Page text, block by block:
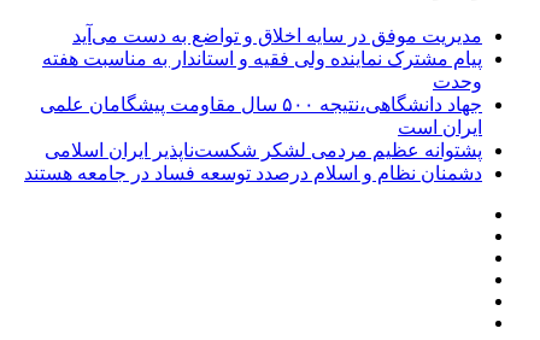
مدیریت موفق در سایه اخلاق و تواضع به دست می‌آید
پیام مشترک نماینده ولی فقیه و استاندار به مناسبت هفته
وحدت
جهاد دانشگاهی،نتیجه ۵۰۰ سال مقاومت پیشگامان علمی
ایران است
پشتوانه عظیم مردمی لشکر شکست‌ناپذیر ایران اسلامی
دشمنان نظام و اسلام درصدد توسعه فساد در جامعه هستند